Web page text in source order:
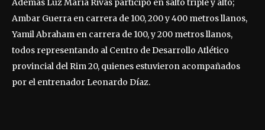
Además Luz María Rivas participó en salto triple y alto;
Ambar Guerra en carrera de 100, 200 y 400 metros llanos,
Yamil Abraham en carrera de 100, y 200 metros llanos,
todos representando al Centro de Desarrollo Atlético
provincial del Rim 20, quienes estuvieron acompañados
por el entrenador Leonardo Díaz.